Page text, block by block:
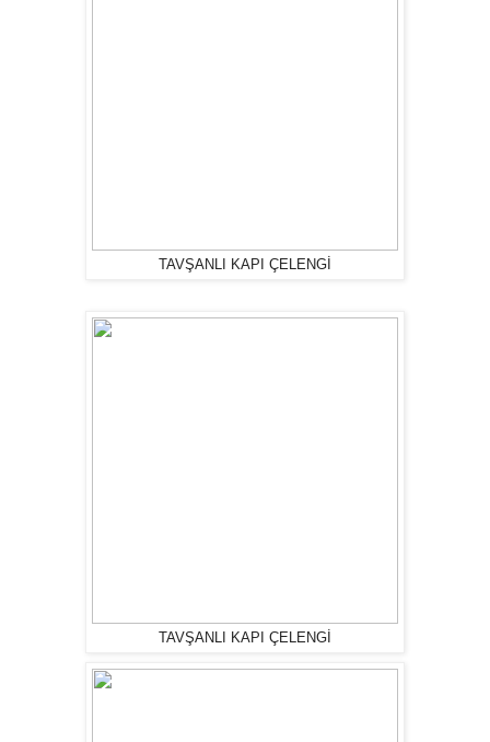
TAVŞANLI KAPI ÇELENGİ
TAVŞANLI KAPI ÇELENGİ